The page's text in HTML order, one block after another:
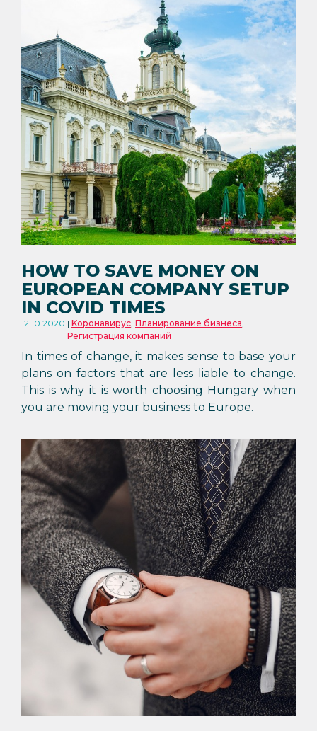
HOW TO SAVE MONEY ON
EUROPEAN COMPANY SETUP
IN COVID TIMES
12.10.2020 Kоронавирус, Планирование бизнеса,
Регистрация компаний
In times of change, it makes sense to base your
plans on factors that are less liable to change.
This is why it is worth choosing Hungary when
you are moving your business to Europe.